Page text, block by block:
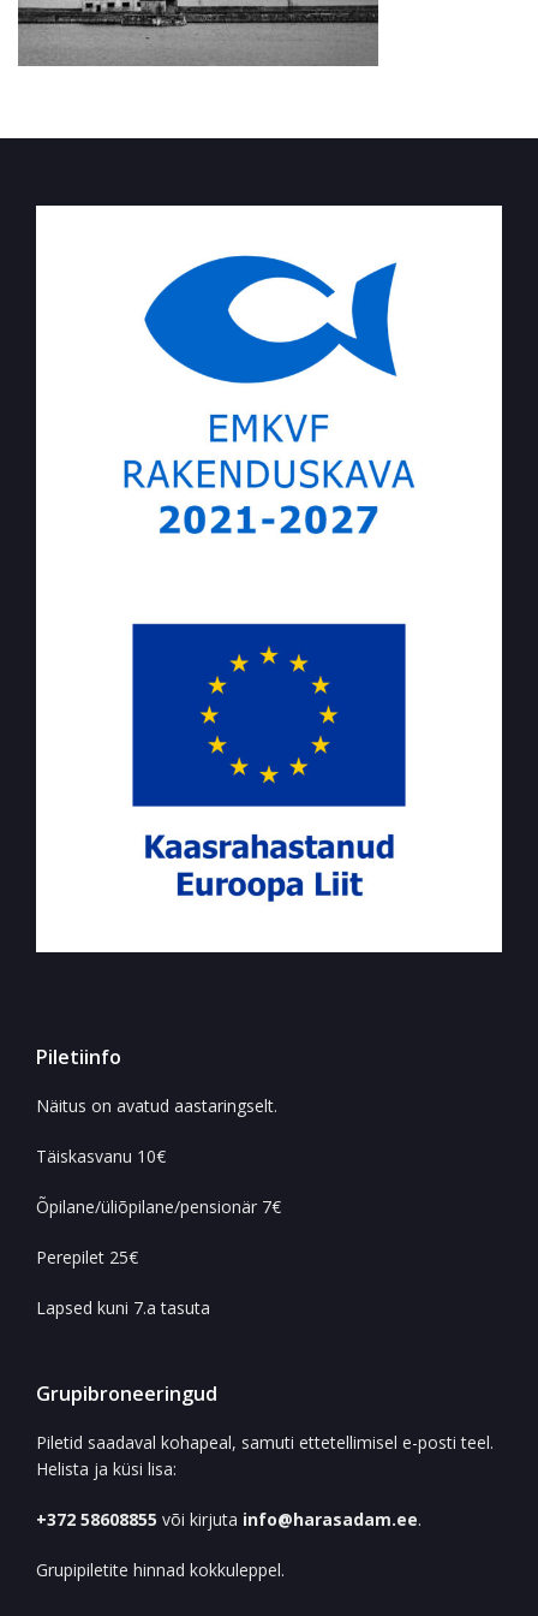
Piletiinfo
Näitus on avatud aastaringselt.
Täiskasvanu 10€
Õpilane/üliõpilane/pensionär 7€
Perepilet 25€
Lapsed kuni 7.a tasuta
Grupibroneeringud
Piletid saadaval kohapeal, samuti ettetellimisel e-posti teel.
Helista ja küsi lisa:
+372 58608855 või kirjuta info@harasadam.ee.
Grupipiletite hinnad kokkuleppel.